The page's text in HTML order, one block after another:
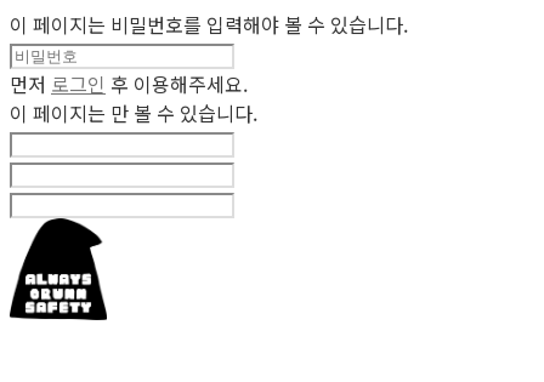
이 페이지는 비밀번호를 입력해야 볼 수 있습니다.
먼저 로그인 후 이용해주세요.
이 페이지는 만 볼 수 있습니다.